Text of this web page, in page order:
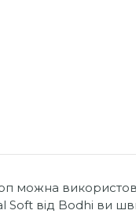
можна
від Bodhi ви